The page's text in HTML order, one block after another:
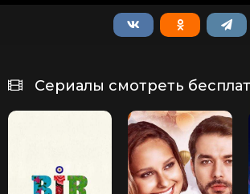
Сериалы смотреть